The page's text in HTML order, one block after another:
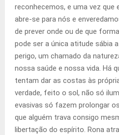
reconhecemos, e uma vez
abre-se para nós e
de prever onde ou de que
pode ser a única atitude sábia
perigo, um chamado da
nossa saúde e nossa vida. Há
tentam dar as costas às
verdade, feito o sol, não só
evasivas só fazem prolongar
que alguém trava consigo
libertação do espírito. Rona